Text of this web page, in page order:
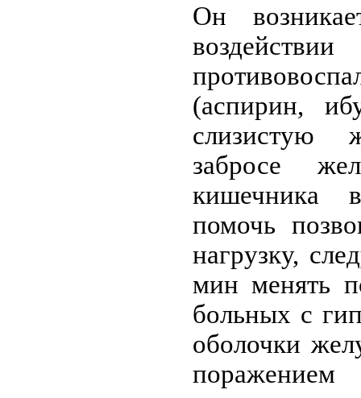
Он
(аспирин,
слизистую
забросе
кишечника
помочь
нагрузку,
мин менять
больных с
оболочки